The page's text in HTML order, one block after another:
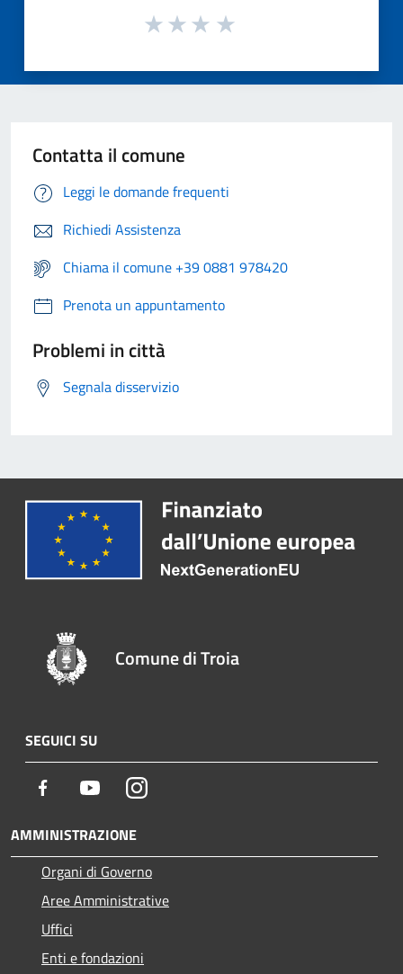
Contatta il comune
Leggi le domande frequenti
Richiedi Assistenza
Chiama il comune +39 0881 978420
Prenota un appuntamento
Problemi in città
Segnala disservizio
Comune di Troia
SEGUICI SU
Facebook YoutubeInstagram
AMMINISTRAZIONE
Organi di Governo
Aree Amministrative
Uffici
Enti e fondazioni